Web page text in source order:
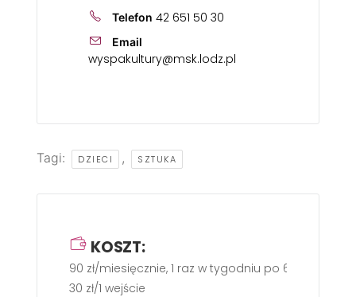
Telefon 42 651 50 30
Email
wyspakultury@msk.lodz.pl
Tagi: DZIECI , SZTUKA
KOSZT:
90 zł/miesięcznie, 1 raz w tygodniu po 60 min.
30 zł/1 wejście